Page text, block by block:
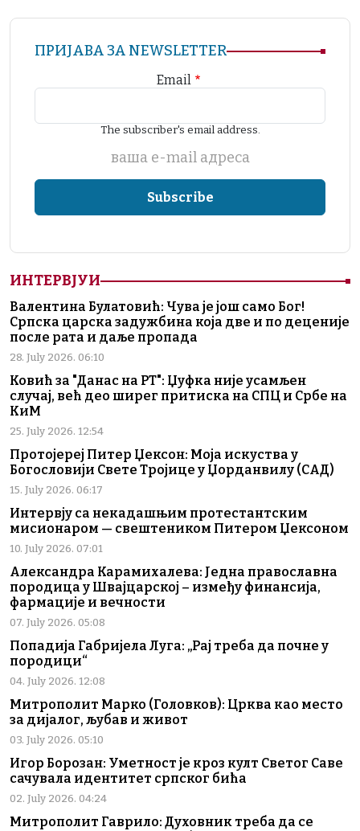
ПРИЈАВА ЗА NEWSLETTER
Email
The subscriber's email address.
ваша е-mail адреса
ИНТЕРВЈУИ
Валентина Булатовић: Чува је још само Бог!
Српска царска задужбина која две и по деценије
после рата и даље пропада
28. July 2026. 06:10
Ковић за "Данас на РТ": Џуфка није усамљен
случај, већ део ширег притиска на СПЦ и Србе на
КиМ
25. July 2026. 12:54
Протојереј Питер Џексон: Моја искуства у
Богословији Свете Тројице у Џорданвилу (САД)
15. July 2026. 06:17
Интервју са некадашњим протестантским
мисионаром — свештеником Питером Џексоном
10. July 2026. 07:01
Александра Карамихалева: Једна православна
породица у Швајцарској – између финансија,
фармације и вечности
07. July 2026. 05:08
Попадија Габријела Луга: „Рај треба да почне у
породици“
04. July 2026. 12:08
Митрополит Марко (Головков): Црква као место
за дијалог, љубав и живот
03. July 2026. 05:10
Игор Борозан: Уметност је кроз култ Светог Саве
сачувала идентитет српског бића
02. July 2026. 04:24
Митрополит Гаврило: Духовник треба да се